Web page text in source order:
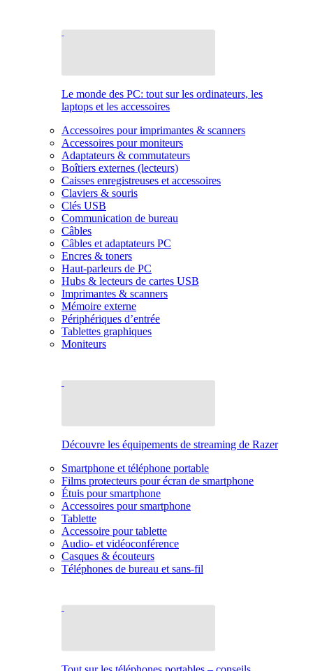
Le monde des PC: tout sur les ordinateurs, les
laptops et les accessoires
Accessoires pour imprimantes & scanners
Accessoires pour moniteurs
Adaptateurs & commutateurs
Boîtiers externes (lecteurs)
Caisses enregistreuses et accessoires
Claviers & souris
Clés USB
Communication de bureau
Câbles
Câbles et adaptateurs PC
Encres & toners
Haut-parleurs de PC
Hubs & lecteurs de cartes USB
Imprimantes & scanners
Mémoire externe
Périphériques d’entrée
Tablettes graphiques
Moniteurs
Découvre les équipements de streaming de Razer
Smartphone et téléphone portable
Films protecteurs pour écran de smartphone
Étuis pour smartphone
Accessoires pour smartphone
Tablette
Accessoire pour tablette
Audio- et vidéoconférence
Casques & écouteurs
Téléphones de bureau et sans-fil